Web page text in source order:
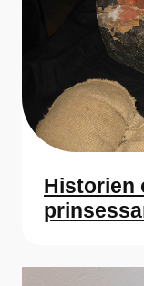
Historien